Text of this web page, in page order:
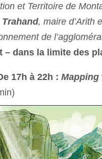
et Territoire de
Trahand, maire d’Arith
de
– dans la limite des
17h à 22h : Mapping